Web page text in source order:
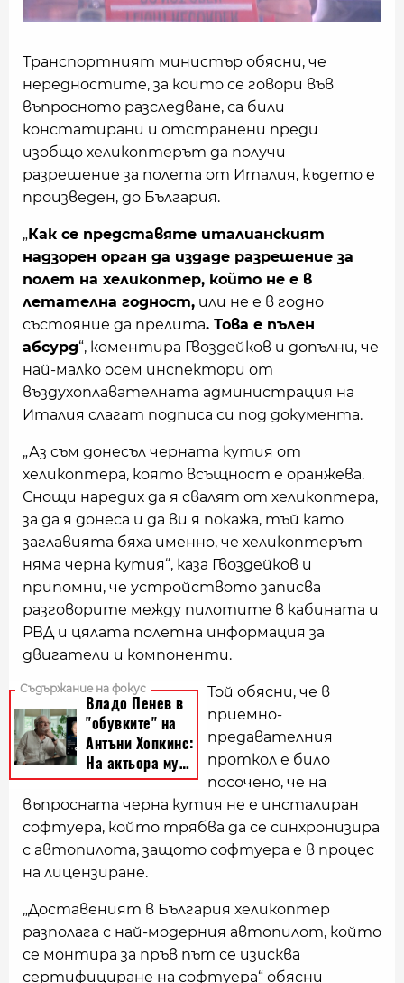
Транспортният министър обясни, чe
нередностите, за които се говори във
въпросното разследване, са били
констатирани и отстранени преди
изобщо хеликоптерът да получи
разрешение за полета от Италия, където е
произведен, до България.
„Как се представяте италианският
надзорен орган да издаде разрешение за
полет на хеликоптер, който не е в
летателна годност, или не е в годно
състояние да прелита. Това е пълен
абсурд“, коментира Гвоздейков и допълни, че
най-малко осем инспектори от
въздухоплавателната администрация на
Италия слагат подписа си под документа.
„Аз съм донесъл черната кутия от
хеликоптера, която всъщност е оранжева.
Снощи наредих да я свалят от хеликоптера,
за да я донеса и да ви я покажа, тъй като
заглавията бяха именно, че хеликоптерът
няма черна кутия“, каза Гвоздейков и
припомни, че устройството записва
разговорите между пилотите в кабината и
РВД и цялата полетна информация за
двигатели и компоненти.
Той обясни, че в
приемно-
предавателния
проткол е било
посочено, че на
въпросната черна кутия не е инсталиран
софтуера, който трябва да се синхронизира
с автопилота, защото софтуера е в процес
на лицензиране.
„Доставеният в България хеликоптер
разполага с най-модерния автопилот, който
се монтира за пръв път се изисква
сертифициране на софтуера“ обясни